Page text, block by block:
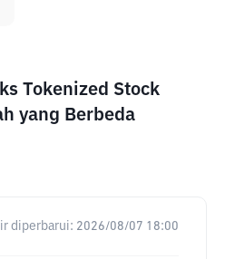
Tokenized Stock
yang Berbeda
diperbarui: 2026/08/07 18:00